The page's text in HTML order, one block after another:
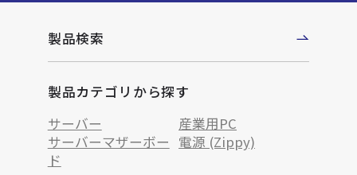
製品検索
製品カテゴリから探す
サーバー
産業用PC
サーバーマザーボー
ド
電源 (Zippy)